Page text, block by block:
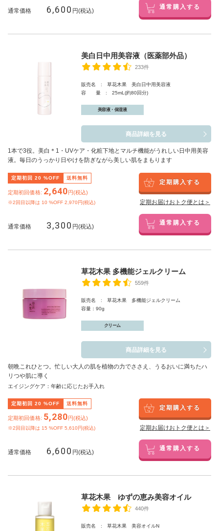
通常価格 6,600 円(税込) 通常購入する
美白日中用美容液（医薬部外品）
233件
販売名 : 草花木果 美白日中用美容液
容 量 : 25mL(約80回分)
美容液・保湿液
商品詳細を見る
1本で3役。美白 ＊1 ・UVケア・化粧下地とマルチ機能がうれしい日中用美容
液。毎日のうっかり日やけを防ぎながら美しい肌をまもります
定期初回 20 %OFF 送料無料
定期初回価格: 2,640円(税込)
※2回目以降は 10 %OFF 2,970円(税込)
定期購入する
定期お届けおトク便とは＞
通常価格 3,300 円(税込) 通常購入する
草花木果 多機能ジェルクリーム
559件
販売名 : 草花木果 多機能ジェルクリーム
容量：90g
クリーム
商品詳細を見る
朝晩これひとつ。忙しい大人の肌を植物の力でささえ、うるおいに満ちたハ
リつや肌に導く
エイジングケア：年齢に応じたお手入れ
定期初回 20 %OFF 送料無料
定期初回価格: 5,280円(税込)
※2回目以降は 15 %OFF 5,610円(税込)
定期購入する
定期お届けおトク便とは＞
通常価格 6,600 円(税込) 通常購入する
草花木果 ゆずの恵み美容オイル
440件
販売名 : 草花木果 美容オイルN